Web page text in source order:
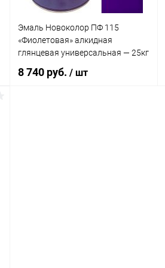
Эмаль Новоколор ПФ 115
«Фиолетовая» алкидная
глянцевая универсальная — 25кг
«Novocolor»
8 740 руб. / шт